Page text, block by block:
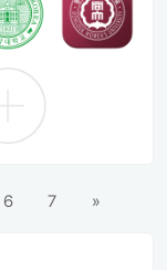
6 7 »